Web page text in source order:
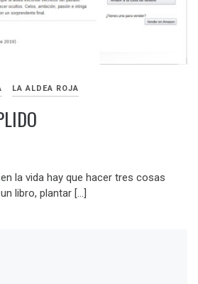
LA ALDEA ROJA
la vida hay que hacer tres cosas
libro, plantar […]